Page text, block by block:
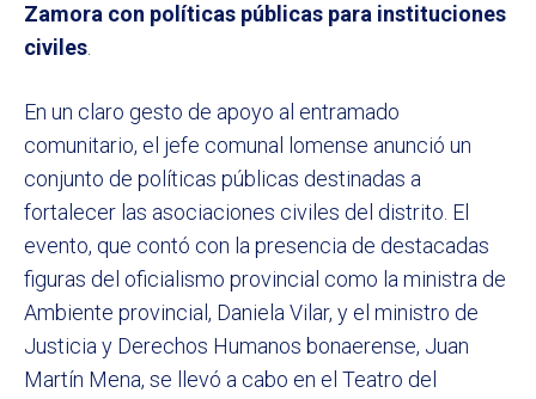
Zamora con políticas públicas para instituciones
civiles.
En un claro gesto de apoyo al entramado
comunitario, el jefe comunal lomense anunció un
conjunto de políticas públicas destinadas a
fortalecer las asociaciones civiles del distrito. El
evento, que contó con la presencia de destacadas
figuras del oficialismo provincial como la ministra de
Ambiente provincial, Daniela Vilar, y el ministro de
Justicia y Derechos Humanos bonaerense, Juan
Martín Mena, se llevó a cabo en el Teatro del